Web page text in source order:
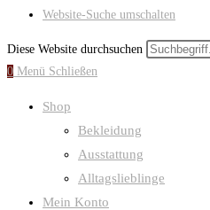
Website-Suche umschalten
Diese Website durchsuchen
0 Menü Schließen
Shop
Bekleidung
Ausstattung
Alltagslieblinge
Mein Konto